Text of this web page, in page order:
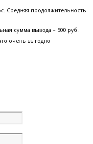
Средняя продолжительность
сумма вывода – 500 руб.
очень выгодно